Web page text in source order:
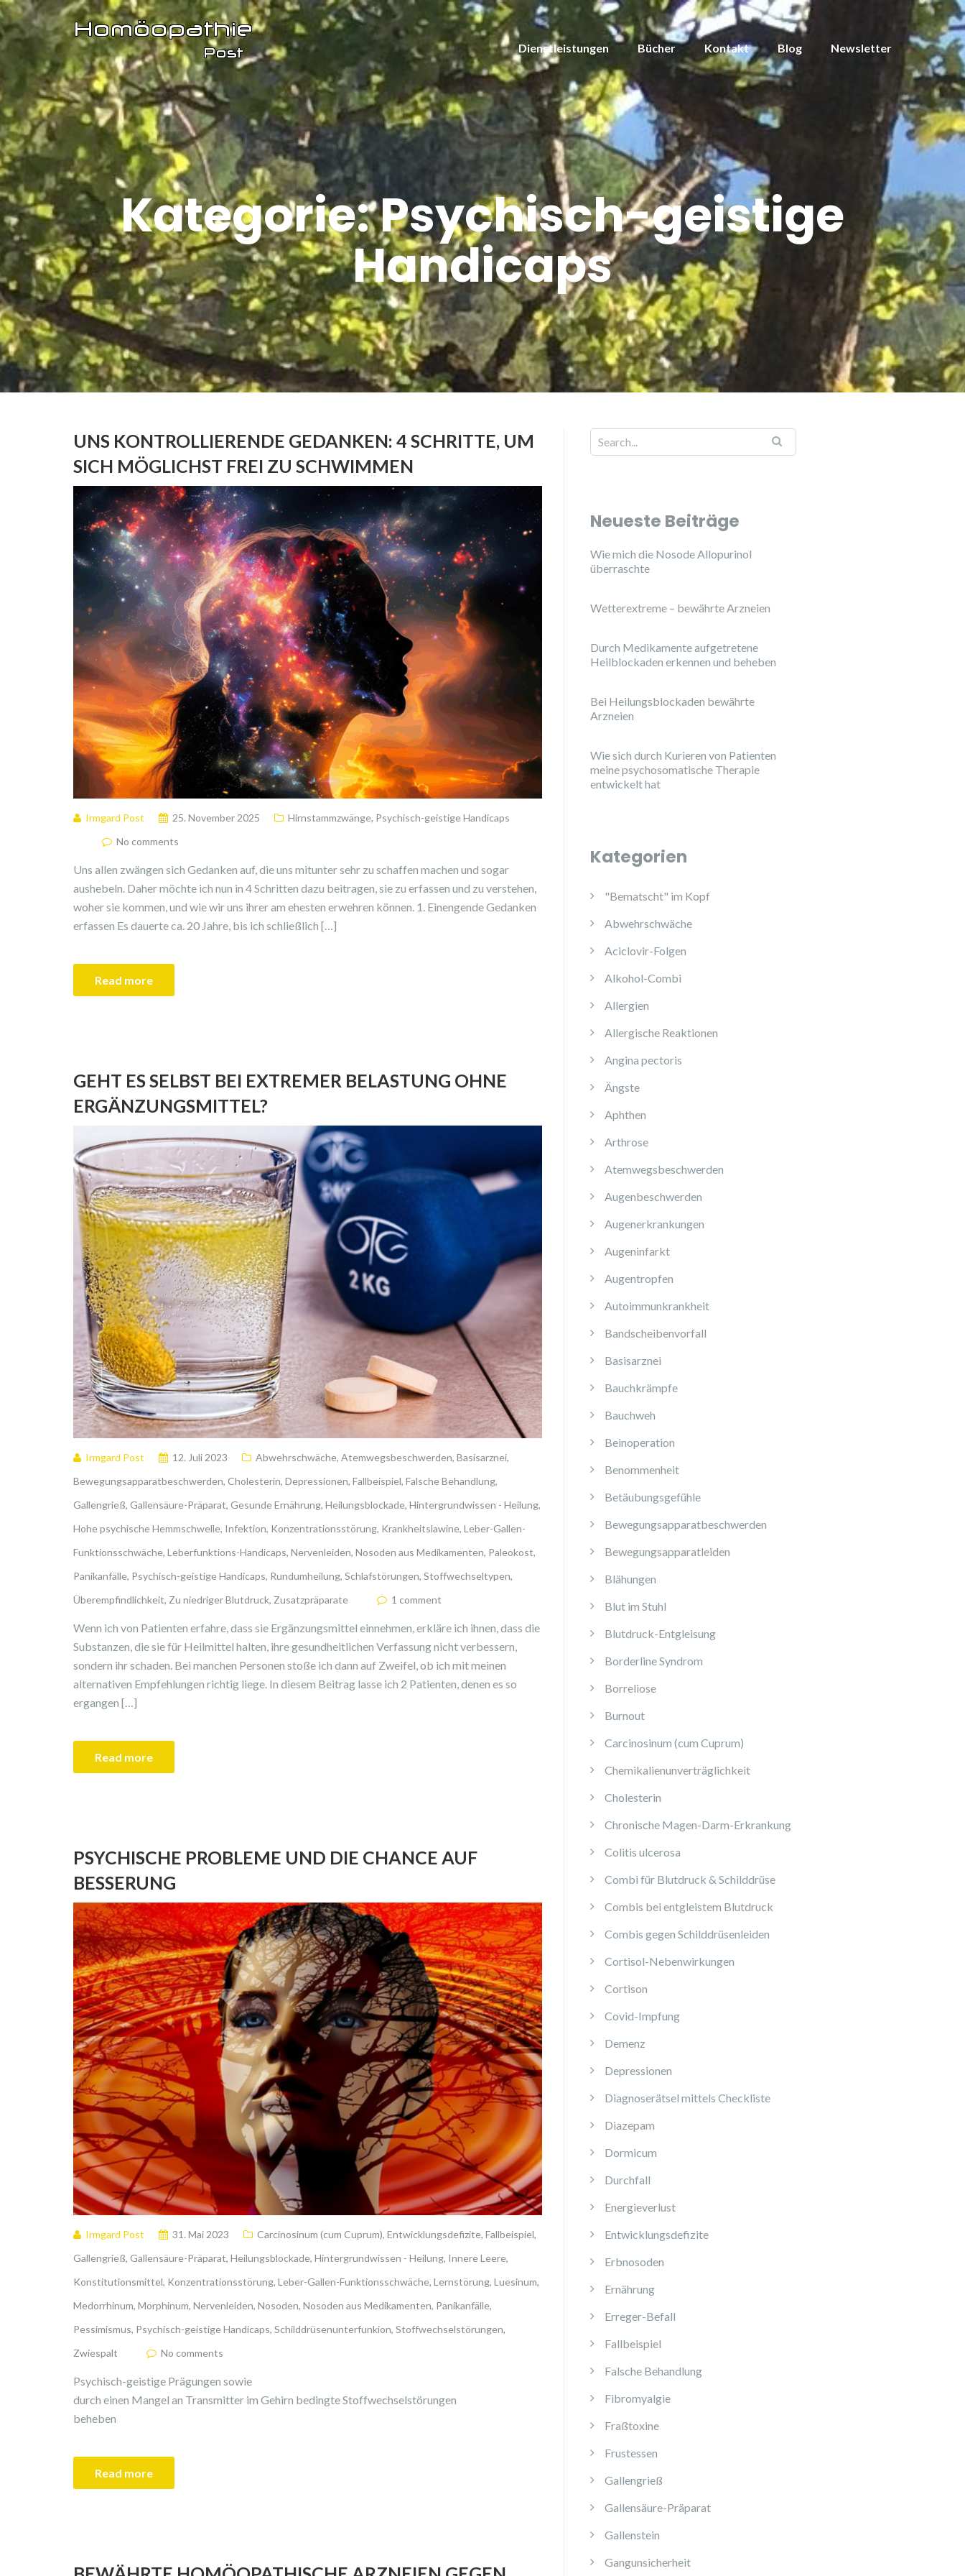
Dienstleistungen Bücher Kontakt Blog Newsletter
Kategorie:Psychisch-geistige
Handicaps
UNS KONTROLLIERENDE GEDANKEN: 4 SCHRITTE, UM
SICH MÖGLICHST FREI ZU SCHWIMMEN
Irmgard Post 25. November 2025 Hirnstammzwänge, Psychisch-geistige Handicaps
No comments
Uns allen zwängen sich Gedanken auf, die uns mitunter sehr zu schaffen machen und sogar
aushebeln. Daher möchte ich nun in 4 Schritten dazu beitragen, sie zu erfassen und zu verstehen,
woher sie kommen, und wie wir uns ihrer am ehesten erwehren können. 1. Einengende Gedanken
erfassen Es dauerte ca. 20 Jahre, bis ich schließlich […]
Read more
GEHT ES SELBST BEI EXTREMER BELASTUNG OHNE
ERGÄNZUNGSMITTEL?
Irmgard Post 12. Juli 2023 Abwehrschwäche, Atemwegsbeschwerden, Basisarznei,
Bewegungsapparatbeschwerden, Cholesterin, Depressionen, Fallbeispiel, Falsche Behandlung,
Gallengrieß, Gallensäure-Präparat, Gesunde Ernährung, Heilungsblockade, Hintergrundwissen - Heilung,
Hohe psychische Hemmschwelle, Infektion, Konzentrationsstörung, Krankheitslawine, Leber-Gallen-
Funktionsschwäche, Leberfunktions-Handicaps, Nervenleiden, Nosoden aus Medikamenten, Paleokost,
Panikanfälle, Psychisch-geistige Handicaps, Rundumheilung, Schlafstörungen, Stoffwechseltypen,
Überempfindlichkeit, Zu niedriger Blutdruck, Zusatzpräparate 1 comment
Wenn ich von Patienten erfahre, dass sie Ergänzungsmittel einnehmen, erkläre ich ihnen, dass die
Substanzen, die sie für Heilmittel halten, ihre gesundheitlichen Verfassung nicht verbessern,
sondern ihr schaden. Bei manchen Personen stoße ich dann auf Zweifel, ob ich mit meinen
alternativen Empfehlungen richtig liege. In diesem Beitrag lasse ich 2 Patienten, denen es so
ergangen […]
Read more
PSYCHISCHE PROBLEME UND DIE CHANCE AUF
BESSERUNG
Irmgard Post 31. Mai 2023 Carcinosinum (cum Cuprum), Entwicklungsdefizite, Fallbeispiel,
Gallengrieß, Gallensäure-Präparat, Heilungsblockade, Hintergrundwissen - Heilung, Innere Leere,
Konstitutionsmittel, Konzentrationsstörung, Leber-Gallen-Funktionsschwäche, Lernstörung, Luesinum,
Medorrhinum, Morphinum, Nervenleiden, Nosoden, Nosoden aus Medikamenten, Panikanfälle,
Pessimismus, Psychisch-geistige Handicaps, Schilddrüsenunterfunkion, Stoffwechselstörungen,
Zwiespalt
No comments
Psychisch-geistige Prägungen sowie
durch einen Mangel an Transmitter im Gehirn bedingte Stoffwechselstörungen
beheben
Read more
Neueste Beiträge
Wie mich die Nosode Allopurinol
überraschte
Wetterextreme – bewährte Arzneien
Durch Medikamente aufgetretene
Heilblockaden erkennen und beheben
Bei Heilungsblockaden bewährte
Arzneien
Wie sich durch Kurieren von Patienten
meine psychosomatische Therapie
entwickelt hat
Kategorien
"Bematscht" im Kopf
Abwehrschwäche
Aciclovir-Folgen
Alkohol-Combi
Allergien
Allergische Reaktionen
Angina pectoris
Ängste
Aphthen
Arthrose
Atemwegsbeschwerden
Augenbeschwerden
Augenerkrankungen
Augeninfarkt
Augentropfen
Autoimmunkrankheit
Bandscheibenvorfall
Basisarznei
Bauchkrämpfe
Bauchweh
Beinoperation
Benommenheit
Betäubungsgefühle
Bewegungsapparatbeschwerden
Bewegungsapparatleiden
Blähungen
Blut im Stuhl
Blutdruck-Entgleisung
Borderline Syndrom
Borreliose
Burnout
Carcinosinum (cum Cuprum)
Chemikalienunverträglichkeit
Cholesterin
Chronische Magen-Darm-Erkrankung
Colitis ulcerosa
Combi für Blutdruck & Schilddrüse
Combis bei entgleistem Blutdruck
Combis gegen Schilddrüsenleiden
Cortisol-Nebenwirkungen
Cortison
Covid-Impfung
Demenz
Depressionen
Diagnoserätsel mittels Checkliste
Diazepam
Dormicum
Durchfall
Energieverlust
Entwicklungsdefizite
Erbnosoden
Ernährung
Erreger-Befall
Fallbeispiel
Falsche Behandlung
Fibromyalgie
Fraßtoxine
Frustessen
Gallengrieß
Gallensäure-Präparat
Gallenstein
Gangunsicherheit